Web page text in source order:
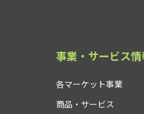
事業・サービス情
各マーケット事業
商品・サービス